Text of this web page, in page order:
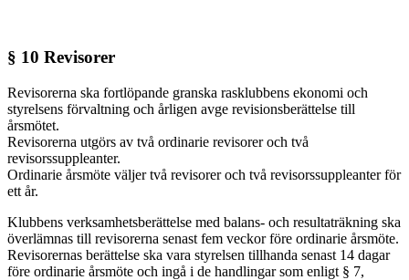
§ 10 Revisorer
Revisorerna ska fortlöpande granska rasklubbens ekonomi och
styrelsens förvaltning och årligen avge revisionsberättelse till
årsmötet.
Revisorerna utgörs av två ordinarie revisorer och två
revisorssuppleanter.
Ordinarie årsmöte väljer två revisorer och två revisorssuppleanter för
ett år.
Klubbens verksamhetsberättelse med balans- och resultaträkning ska
överlämnas till revisorerna senast fem veckor före ordinarie årsmöte.
Revisorernas berättelse ska vara styrelsen tillhanda senast 14 dagar
före ordinarie årsmöte och ingå i de handlingar som enligt § 7,